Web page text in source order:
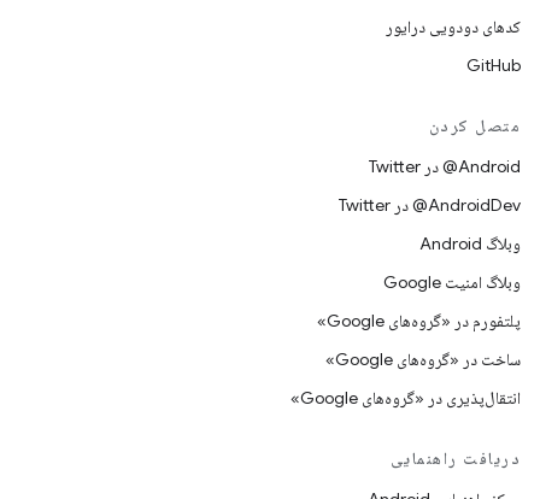
کدهای دودویی درایور
GitHub
متصل کردن
Android@ در Twitter
AndroidDev@ در Twitter
وبلاگ Android
وبلاگ امنیت Google
پلتفورم در «گروه‌های Google»
ساخت در «گروه‌های Google»
انتقال‌پذیری در «گروه‌های Google»
دریافت راهنمایی